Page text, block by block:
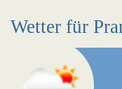
Wetter für